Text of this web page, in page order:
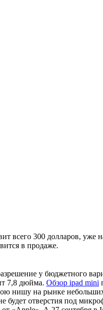
всего 300 долларов,
в продаже.
у бюджетного
7,8 дюйма. Обзор ipad mini
нишу на рынке
будет отверстия под